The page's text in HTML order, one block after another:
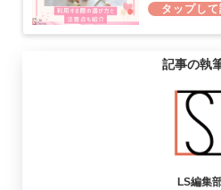
記事の執
LS編集